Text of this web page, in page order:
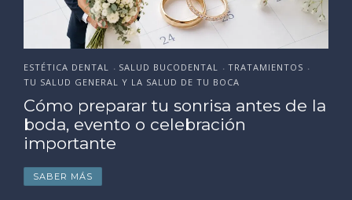
ESTÉTICA DENTAL • SALUD BUCODENTAL • TRATAMIENTOS •
TU SALUD GENERAL Y LA SALUD DE TU BOCA
Cómo preparar tu sonrisa antes de la
boda, evento o celebración
importante
SABER MÁS